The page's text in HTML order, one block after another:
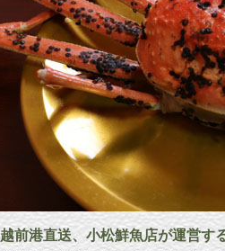
越前港直送、小松鮮魚店が運営す